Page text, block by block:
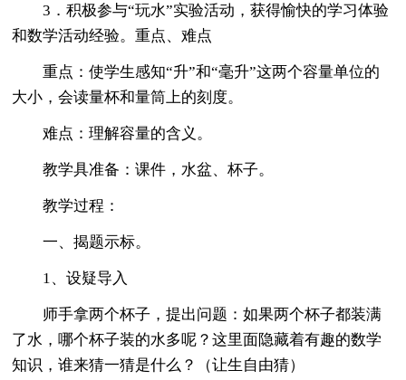
3．积极参与“玩水”实验活动，获得愉快的学习体验
和数学活动经验。重点、难点
重点：使学生感知“升”和“毫升”这两个容量单位的
大小，会读量杯和量筒上的刻度。
难点：理解容量的含义。
教学具准备：课件，水盆、杯子。
教学过程：
一、揭题示标。
1、设疑导入
师手拿两个杯子，提出问题：如果两个杯子都装满
了水，哪个杯子装的水多呢？这里面隐藏着有趣的数学
知识，谁来猜一猜是什么？（让生自由猜）